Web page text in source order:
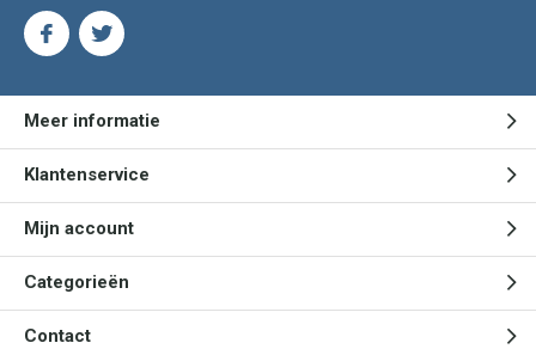
Meer informatie
Klantenservice
Mijn account
Categorieën
Contact